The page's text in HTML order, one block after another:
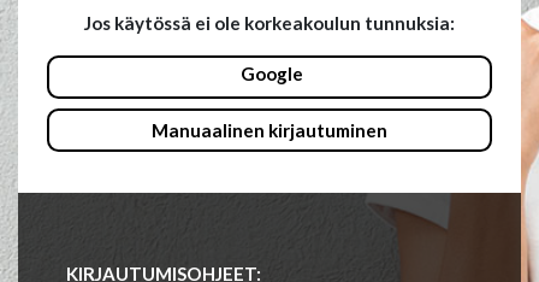
KIRJAUTUMISOHJEET:
Jos käytössä ei ole korkeakoulun tunnuksia:
Google
Manuaalinen kirjautuminen